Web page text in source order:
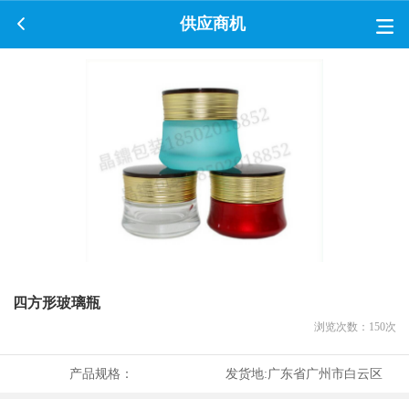
供应商机
四方形玻璃瓶
浏览次数： 150次
产品规格： 发货地:广东省广州市白云区